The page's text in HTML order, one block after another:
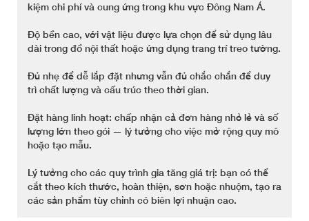
kiệm chi phí và cung ứng trong khu vực Đông Nam Á.
Độ bền cao, với vật liệu được lựa chọn để sử dụng lâu
dài trong đồ nội thất hoặc ứng dụng trang trí treo tường.
Đủ nhẹ để dễ lắp đặt nhưng vẫn đủ chắc chắn để duy
trì chất lượng và cấu trúc theo thời gian.
Đặt hàng linh hoạt: chấp nhận cả đơn hàng nhỏ lẻ và số
lượng lớn theo gói — lý tưởng cho việc mở rộng quy mô
hoặc tạo mẫu.
Lý tưởng cho các quy trình gia tăng giá trị: bạn có thể
cắt theo kích thước, hoàn thiện, sơn hoặc nhuộm, tạo ra
các sản phẩm tùy chỉnh có biên lợi nhuận cao.